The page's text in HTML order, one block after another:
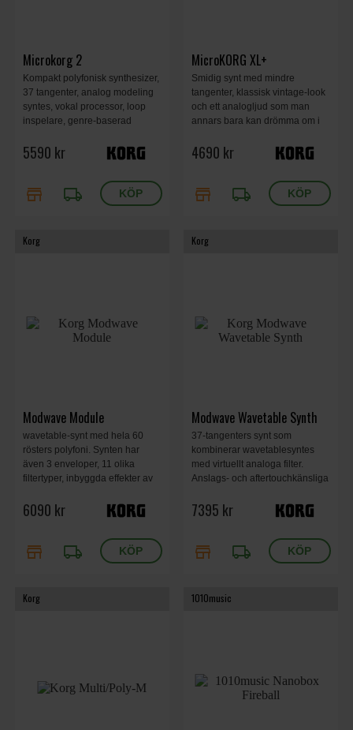
Microkorg 2
Kompakt polyfonisk synthesizer,
37 tangenter, analog modeling
syntes, vokal processor, loop
inspelare, genre-baserad
massivt förbättrade effekter, 2.8-
tum full-färgs IPS LCD display,
5590 kr
store local_shipping
MicroKORG XL+
Smidig synt med mindre
tangenter, klassisk vintage-look
och ett analogljud som man
annars bara kan drömma om i
4690 kr
store local_shipping
Korg
Modwave Module
wavetable-synt med hela 60
rösters polyfoni. Synten har
även 3 enveloper, 11 olika
filtertyper, inbyggda effekter av
16-stegs sequencer. 483 x 172 x
6090 kr
store local_shipping
Korg
Modwave Wavetable Synth
37-tangenters synt som
kombinerar wavetablesyntes
med virtuellt analoga filter.
Anslags- och aftertouchkänsliga
och Kaoss Physics för
avancerad effektläggning.
7395 kr
store local_shipping
Korg 1010music